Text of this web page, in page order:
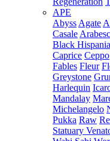
APE
Abyss Agate
Casale
Black Hispania
Caprice Ceppo
Fables Fleur
Greystone
Harlequin
Mandalay
Michelangelo
Pukka Raw
Statuary